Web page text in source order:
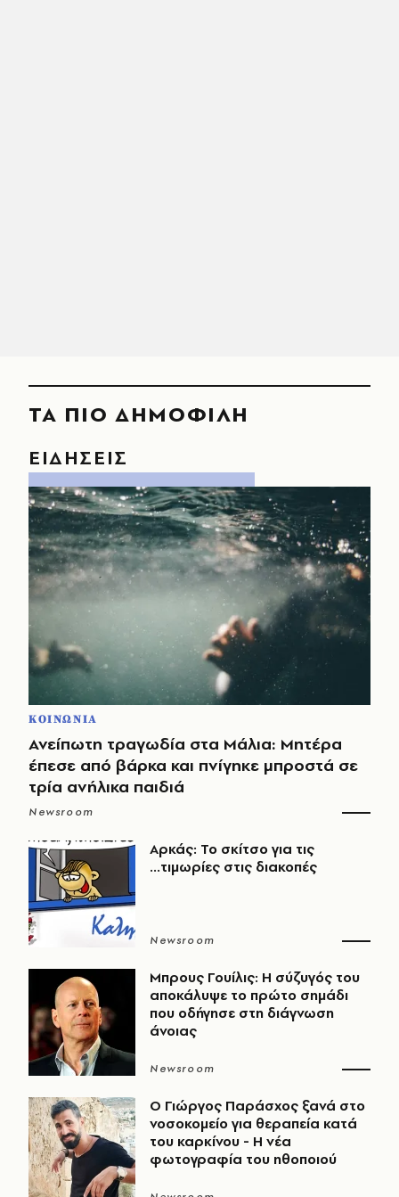
ΤΑ ΠΙΟ ΔΗΜΟΦΙΛΗ
ΕΙΔΗΣΕΙΣ
ΚΟΙΝΩΝΙΑ
Ανείπωτη τραγωδία στα Μάλια: Μητέρα
έπεσε από βάρκα και πνίγηκε μπροστά σε
τρία ανήλικα παιδιά
Newsroom
Αρκάς: Το σκίτσο για τις
...τιμωρίες στις διακοπές
Newsroom
Μπρους Γουίλις: Η σύζυγός του
αποκάλυψε το πρώτο σημάδι
που οδήγησε στη διάγνωση
άνοιας
Newsroom
O Γιώργος Παράσχος ξανά στο
νοσοκομείο για θεραπεία κατά
του καρκίνου - Η νέα
φωτογραφία του ηθοποιού